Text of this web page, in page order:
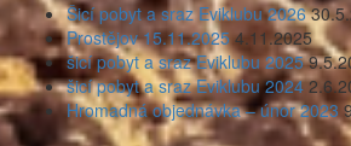
Šicí pobyt a sraz Eviklubu 2026
Prostějov 15.11.2025 4.11.2025
šicí pobyt a sraz Eviklubu 2025
šicí pobyt a sraz Eviklubu 2024
Hromadná objednávka – únor 2023